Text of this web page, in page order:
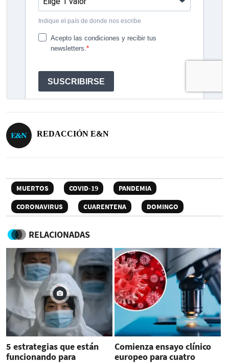
REDACCIÓN E&N
MUERTOS COVID-19
PANDEMIA
CORONAVIRUS
CUARENTENA DOMINGO
RELACIONADAS
5 estrategias que están
funcionando para
Comienza ensayo clínico
europeo para cuatro